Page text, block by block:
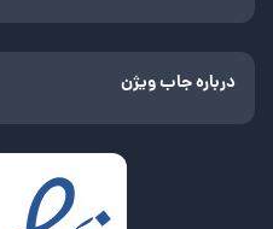
درباره جاب ویژن